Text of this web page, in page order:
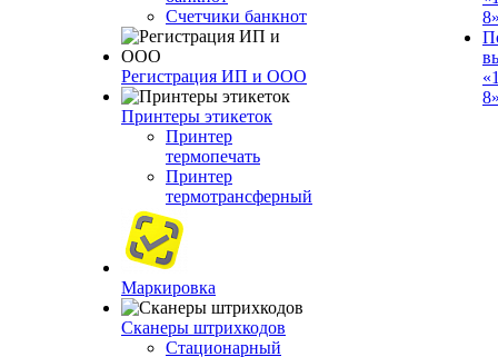
Счетчики банкнот
Регистрация ИП и ООО
Принтеры этикеток
Принтер
термопечать
Принтер
термотрансферный
Маркировка
Сканеры штрихкодов
Стационарный